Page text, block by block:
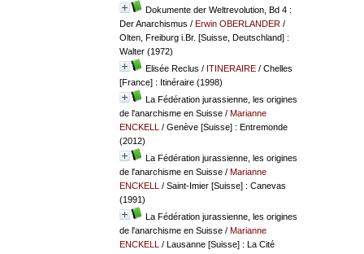
Dokumente der Weltrevolution, Bd 4 :
Der Anarchismus / Erwin OBERLANDER/
Olten, Freiburg i.Br. [Suisse, Deutschland] :
Walter (1972)
Elisée Reclus / ITINERAIRE/ Chelles
[France] : Itinéraire (1998)
La Fédération jurassienne, les origines
de l'anarchisme en Suisse/ Marianne
ENCKELL / Genève [Suisse] : Entremonde
(2012)
La Fédération jurassienne, les origines
de l'anarchisme en Suisse/ Marianne
ENCKELL / Saint-Imier [Suisse] : Canevas
(1991)
La Fédération jurassienne, les origines
de l'anarchisme en Suisse/ Marianne
ENCKELL / Lausanne [Suisse] : La Cité